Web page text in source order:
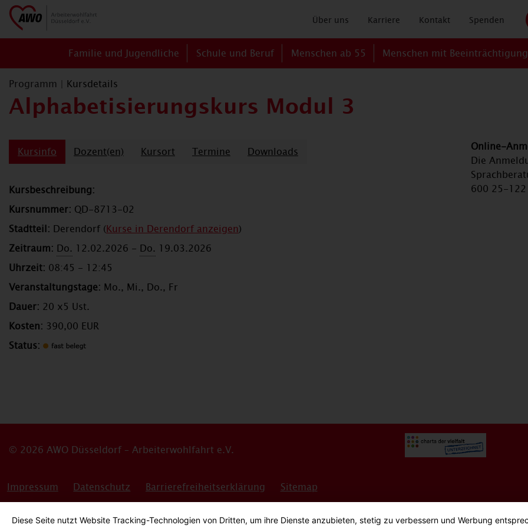
Über uns Karriere Kontakt Spenden
Familie und Jugendliche Schule und Beruf Menschen ab 55 Menschen mit Beeinträchtigung
Programm Kursdetails
Alphabetisierungskurs Modul 3
Kursinfo
Kursbeschreibung:
Kursnummer: QD-8713-02
Stadtteil: Derendorf (Kurse in Derendorf anzeigen)
Zeitraum: Do. 12.02.2026 - Do. 19.03.2026
Uhrzeit: 08:45 - 12:45
Veranstaltungstage: Mo., Mi., Do., Fr
Dauer: 20 x5 Ust.
Kosten: 390,00 EUR
Status:
Dozent(en) Kursort Termine Downloads
Online-
Die
600 25-
Impressum Datenschutz Barrierefreiheitserklärung
Sitemap
© 2026 AWO Düsseldorf – Arbeiterwohlfahrt e.V.
Diese Seite nutzt Website Tracking-Technologien von Dritten, um ihre Dienste anzubieten, stetig zu verbessern und Werbung